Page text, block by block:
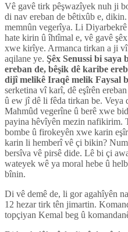
Vê gavê tirk pêşwazîyek nuh ji
di nav ereban de bêtixûb e,
memnûn vegerîya. Li
hate kirin û îhtîmal e, vê gavê
xwe kirîye. Armanca tirkan a ji
aqilane ye. Şêx Senussi bi
ereban de, bêşik dê karibe
dijî melikê Iraqê melik Faysal
serketina vî karî, dê eşîrên
û ew jî dê li fêda tirkan be. Veya
Mahmûd vegerîne û berê xwe
payina hêvîyên mezin nafikirim.
bombe û firokeyên xwe karin
karin li hemberî vê çi bikin?
bersîva vê pirsê dide. Lê bi çi
wateyek wê ya moral hebe û
bînin.
Di vê demê de, li gor agahîyên
12 hezar tirk tên jimartin.
topçiyan Kemal beg û